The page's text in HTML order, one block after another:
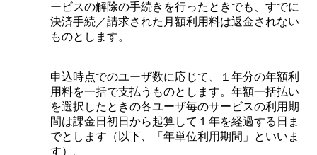
ービスの解除の手続きを行ったときでも、すでに
決済手続／請求された月額利用料は返金されない
ものとします。
申込時点でのユーザ数に応じて、１年分の年額利
用料を一括で支払うものとします。年額一括払い
を選択したときの各ユーザ毎のサービスの利用期
間は課金日初日から起算して１年を経過する日ま
でとします（以下、「年単位利用期間」といいま
す）。